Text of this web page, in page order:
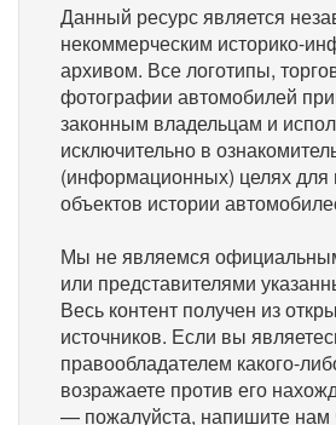
Данный ресурс является
некоммерческим историко-
архивом. Все логотипы,
фотографии автомобилей
законным владельцам и
исключительно в
(информационных) целях для
объектов истории
Мы не являемся
или представителями
Весь контент получен из
источников. Если вы
правообладателем какого-
возражаете против его
— пожалуйста, напишите нам